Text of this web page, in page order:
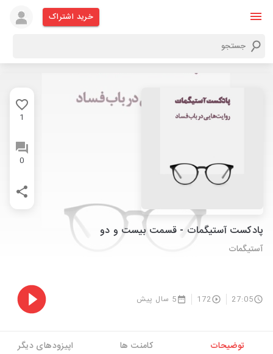
خرید اشتراک
1
0
پادکست آستیگمات - قسمت بیست و دو
آستیگمات
27:05
172 5 سال پیش
توضیحات کامنت ها اپیزودهای دیگر